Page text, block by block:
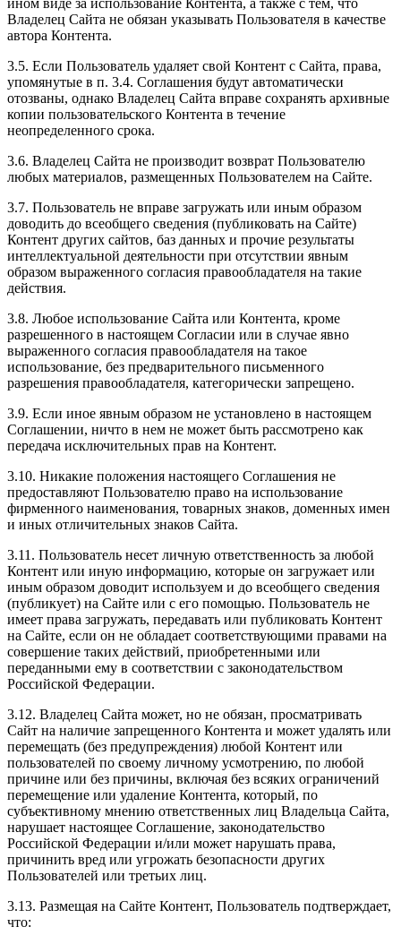
ином виде за использование Контента, а также с тем, что
Владелец Сайта не обязан указывать Пользователя в качестве
автора Контента.
3.5. Если Пользователь удаляет свой Контент с Сайта, права,
упомянутые в п. 3.4. Соглашения будут автоматически
отозваны, однако Владелец Сайта вправе сохранять архивные
копии пользовательского Контента в течение
неопределенного срока.
3.6. Владелец Сайта не производит возврат Пользователю
любых материалов, размещенных Пользователем на Сайте.
3.7. Пользователь не вправе загружать или иным образом
доводить до всеобщего сведения (публиковать на Сайте)
Контент других сайтов, баз данных и прочие результаты
интеллектуальной деятельности при отсутствии явным
образом выраженного согласия правообладателя на такие
действия.
3.8. Любое использование Сайта или Контента, кроме
разрешенного в настоящем Согласии или в случае явно
выраженного согласия правообладателя на такое
использование, без предварительного письменного
разрешения правообладателя, категорически запрещено.
3.9. Если иное явным образом не установлено в настоящем
Соглашении, ничто в нем не может быть рассмотрено как
передача исключительных прав на Контент.
3.10. Никакие положения настоящего Соглашения не
предоставляют Пользователю право на использование
фирменного наименования, товарных знаков, доменных имен
и иных отличительных знаков Сайта.
3.11. Пользователь несет личную ответственность за любой
Контент или иную информацию, которые он загружает или
иным образом доводит используем и до всеобщего сведения
(публикует) на Сайте или с его помощью. Пользователь не
имеет права загружать, передавать или публиковать Контент
на Сайте, если он не обладает соответствующими правами на
совершение таких действий, приобретенными или
переданными ему в соответствии с законодательством
Российской Федерации.
3.12. Владелец Сайта может, но не обязан, просматривать
Сайт на наличие запрещенного Контента и может удалять или
перемещать (без предупреждения) любой Контент или
пользователей по своему личному усмотрению, по любой
причине или без причины, включая без всяких ограничений
перемещение или удаление Контента, который, по
субъективному мнению ответственных лиц Владельца Сайта,
нарушает настоящее Соглашение, законодательство
Российской Федерации и/или может нарушать права,
причинить вред или угрожать безопасности других
Пользователей или третьих лиц.
3.13. Размещая на Сайте Контент, Пользователь подтверждает,
что: